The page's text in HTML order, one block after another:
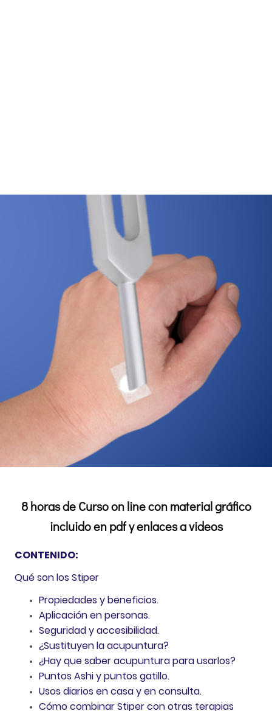
8 horas de Curso on line con material gráfico
incluido en pdf y enlaces avideos
CONTENIDO:
Qué son los Stiper
Propiedades y beneficios.
Aplicación en personas.
Seguridad y accesibilidad.
¿Sustituyen la acupuntura?
¿Hay que saber acupuntura para usarlos?
Puntos Ashi y puntos gatillo.
Usos diarios en casa y en consulta.
Cómo combinar Stiper con otras terapias